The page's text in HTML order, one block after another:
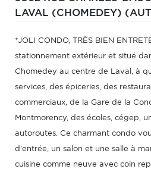
LAVAL (CHOMEDEY)
*JOLI CONDO, TRÈS BIEN
stationnement extérieur et situé
Chomedey au centre de Laval, à
services, des épiceries, des
commerciaux, de la Gare de la
Montmorency, des écoles, cégep,
autoroutes. Ce charmant condo
d'entrée, un salon et une salle à
cuisine comme neuve avec coin